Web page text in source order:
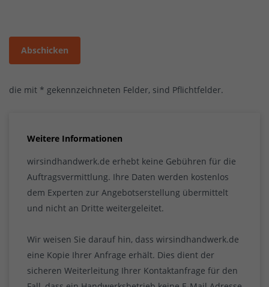
Abschicken
die mit * gekennzeichneten Felder, sind Pflichtfelder.
Weitere Informationen
wirsindhandwerk.de erhebt keine Gebühren für die
Auftragsvermittlung. Ihre Daten werden kostenlos
dem Experten zur Angebotserstellung übermittelt
und nicht an Dritte weitergeleitet.
Wir weisen Sie darauf hin, dass wirsindhandwerk.de
eine Kopie Ihrer Anfrage erhält. Dies dient der
sicheren Weiterleitung Ihrer Kontaktanfrage für den